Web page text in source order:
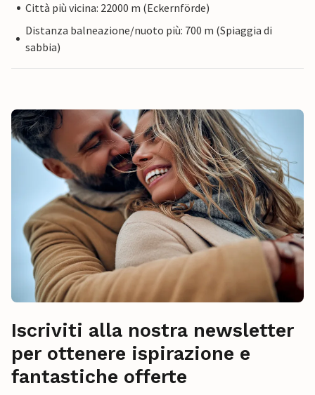
Città più vicina: 22000 m (Eckernförde)
Distanza balneazione/nuoto più: 700 m (Spiaggia di
sabbia)
Iscriviti alla nostra newsletter
per ottenere ispirazione e
fantastiche offerte